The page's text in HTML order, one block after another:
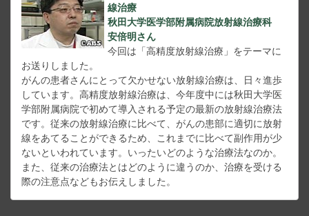
線治療
秋田大学医学部附属病院放射線治療科
安倍明さん
今回は「高精度放射線治療」をテーマに
お送りしました。
がんの患者さんにとって欠かせない放射線治療は、日々進歩
しています。高精度放射線治療は、今年度中には秋田大学医
学部附属病院で初めて導入される予定の最新の放射線治療法
です。従来の放射線治療に比べて、がんの患部に適切に放射
線をあてることができるため、これまでに比べて副作用が少
ないといわれています。いったいどのような治療法なのか。
また、従来の治療法とはどのように違うのか、治療を受ける
際の注意点などもお伝えしました。